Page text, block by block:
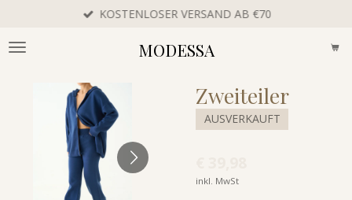
springen
MODESSA
KOSTENLOSER VERSAND AB €70
Zweiteiler
AUSVERKAUFT
inkl. MwSt